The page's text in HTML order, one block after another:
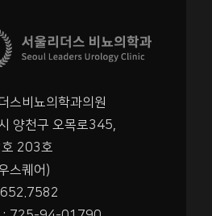
염
스비뇨의학과의원
양천구 오목로345,
203호
스퀘어)